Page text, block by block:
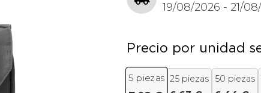
19/08/2026 - 21/
Precio por unidad
5 piezas 25 piezas 50 piezas